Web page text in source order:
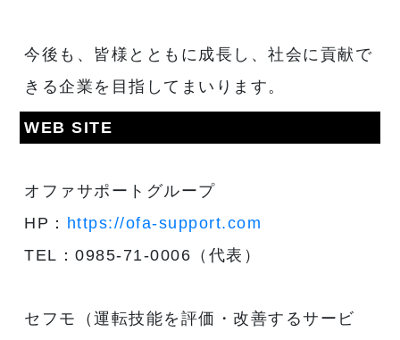
今後も、皆様とともに成長し、社会に貢献で
きる企業を目指してまいります。
WEB SITE
オファサポートグループ
HP： https://ofa-support.com
TEL：0985-71-0006（代表）
セフモ（運転技能を評価・改善するサービ